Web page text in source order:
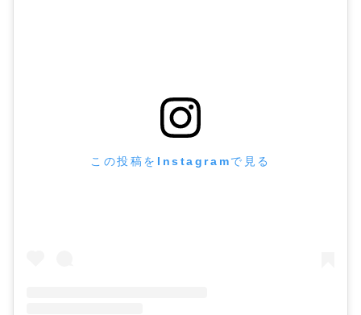
この投稿をInstagramで見る